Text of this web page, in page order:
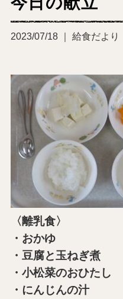
2023/07/18 ｜ 給食だより
〈離乳食〉
・おかゆ
・豆腐と玉ねぎ煮
・小松菜のおひたし
・にんじんの汁